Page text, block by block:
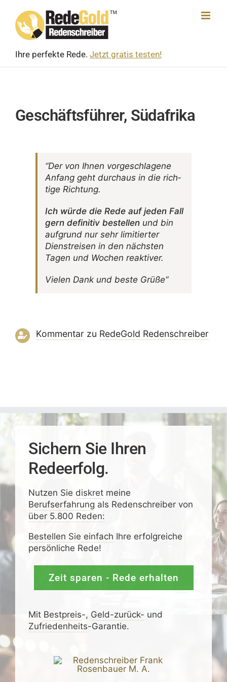
content
Ihre perfekte Rede. Jetzt gratis testen!
Geschäftsführer, Südafrika
“Der von Ihnen vorge­schla­gene
Anfang geht durchaus in die rich­
tige Richtung.
Ich würde die Rede auf jeden Fall
gern defi­nitiv bestellenund bin
aufgrund nur sehr limi­tierter
Dienst­reisen in den nächsten
Tagen und Wochen reaktiver.
Vielen Dank und beste Grüße“
Kommentarzu RedeGold Reden­schreiber
Sichern Sie Ihren
Redeerfolg.
Nutzen Sie diskretmeine
Berufserfahrung als Redenschreiber von
über 5.800 Reden:
Bestellen Sie einfach Ihre erfolgreiche
persönliche Rede!
Zeit sparen - Rede erhalten
Mit Bestpreis-, Geld-zurück- und
Zufrieden­­heits-Garantie.